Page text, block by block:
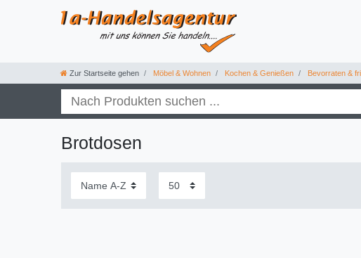
Zur Startseite gehen Möbel & Wohnen Kochen & Genießen Bevorraten &
Brotdosen